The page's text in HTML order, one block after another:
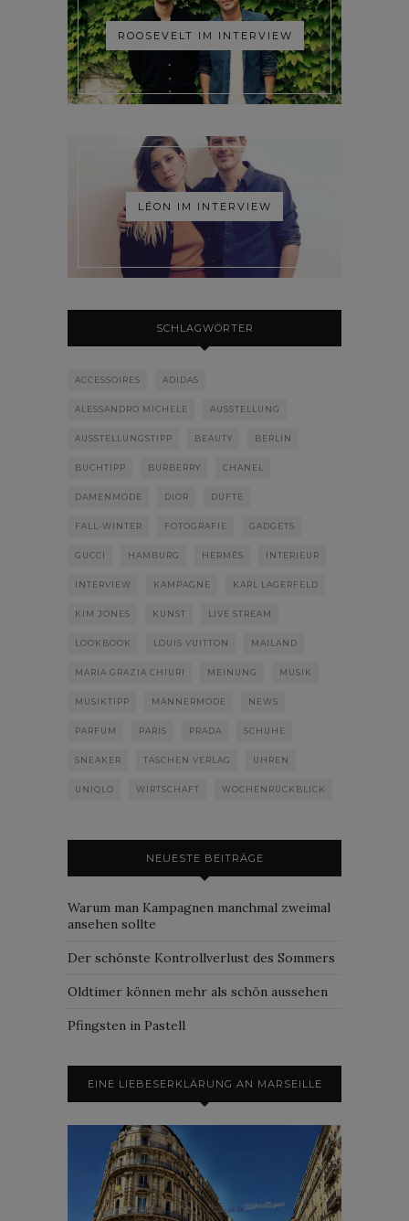
ROOSEVELT IM INTERVIEW
LÉON IM INTERVIEW
SCHLAGWÖRTER
ACCESSOIRES ADIDAS
ALESSANDRO MICHELE AUSSTELLUNG
AUSSTELLUNGSTIPP BEAUTY BERLIN
BUCHTIPP BURBERRY CHANEL
DAMENMODE DIOR DÜFTE
FALL-WINTER FOTOGRAFIE GADGETS
GUCCI HAMBURG HERMÈS INTERIEUR
INTERVIEW KAMPAGNE KARL LAGERFELD
KIM JONES KUNST LIVE STREAM
LOOKBOOK LOUIS VUITTON MAILAND
MARIA GRAZIA CHIURI MEINUNG MUSIK
MUSIKTIPP MÄNNERMODE NEWS
PARFUM PARIS PRADA SCHUHE
SNEAKER TASCHEN VERLAG UHREN
UNIQLO WIRTSCHAFT WOCHENRÜCKBLICK
NEUESTE BEITRÄGE
Warum man Kampagnen manchmal zweimal
ansehen sollte
Der schönste Kontrollverlust des Sommers
Oldtimer können mehr als schön aussehen
Pfingsten in Pastell
EINE LIEBESERKLÄRUNG AN MARSEILLE